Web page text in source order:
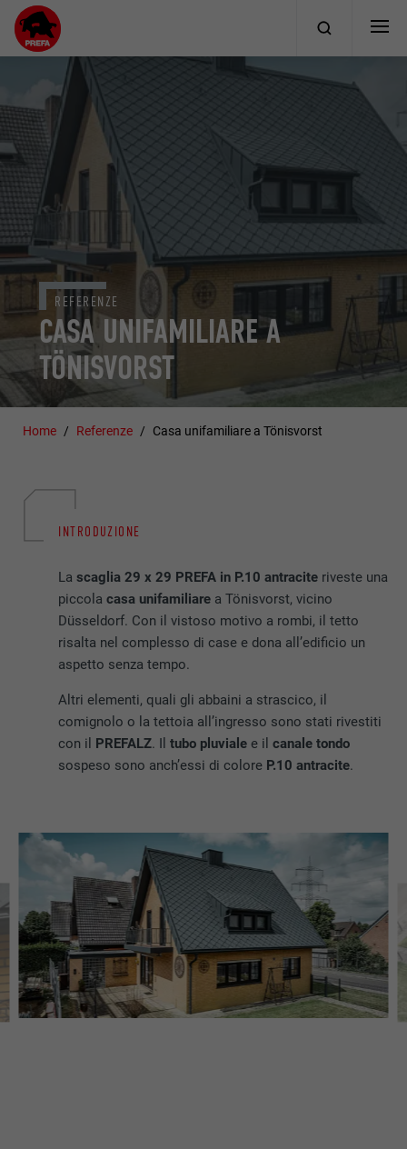
CASA UNIFAMILIARE A
TÖNISVORST
REFERENZE
Home Referenze Casa unifamiliare a Tönisvorst
INTRODUZIONE
Lascaglia 29 x 29 PREFA in P.10 antracite riveste una
piccolacasa unifamiliare a Tönisvorst, vicino
Düsseldorf. Con il vistoso motivo a rombi, il tetto
risalta nel complesso di case e dona all’edificio un
aspetto senza tempo.
Altri elementi, quali gli abbaini a strascico, il
comignolo o la tettoia all’ingresso sono stati rivestiti
con il PREFALZ. Iltubo pluviale e ilcanale tondo
sospeso sono anch’essi di colore P.10 antracite.